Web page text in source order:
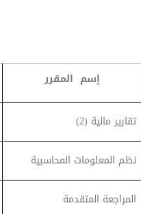
إسم المقرر
تقارير مالية (2)
نظم المعلومات المحاسبية
المراجعة المتقدمة